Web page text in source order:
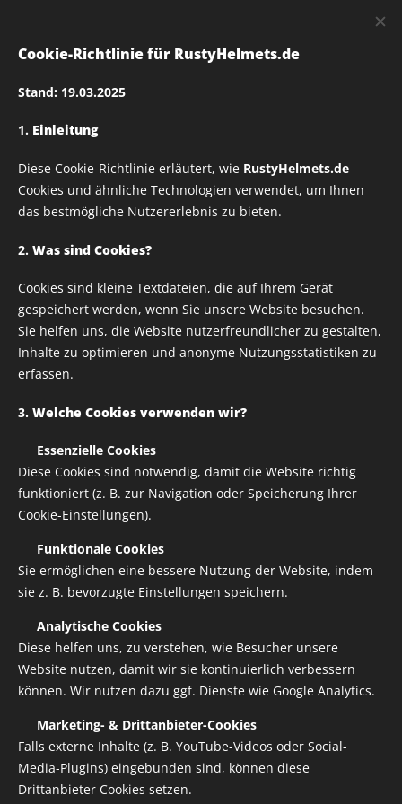
Rusty Helmets Große
Ärmel Schriftzug_06
Preis pro Paar, siehe
Beispiel Bilder
Stück Schriftzüge in ca. 45 cm Länge
10,00€
zzgl. Versandkosten 20,00 € / 2 stk.
Verfügbar in 7 Tagen
Alle Rechte vorbehalten | RUSTY HELMETS
Cookie-Richtlinie für RustyHelmets.de
Stand: 19.03.2025
1. Einleitung
Diese Cookie-Richtlinie erläutert, wie RustyHelmets.de
Cookies und ähnliche Technologien verwendet, um Ihnen
das bestmögliche Nutzererlebnis zu bieten.
2. Was sind Cookies?
Cookies sind kleine Textdateien, die auf Ihrem Gerät
gespeichert werden, wenn Sie unsere Website besuchen.
Sie helfen uns, die Website nutzerfreundlicher zu gestalten,
Inhalte zu optimieren und anonyme Nutzungsstatistiken zu
erfassen.
3. Welche Cookies verwenden wir?
Essenzielle Cookies
Diese Cookies sind notwendig, damit die Website richtig
funktioniert (z. B. zur Navigation oder Speicherung Ihrer
Cookie-Einstellungen).
Funktionale Cookies
Sie ermöglichen eine bessere Nutzung der Website, indem
sie z. B. bevorzugte Einstellungen speichern.
Analytische Cookies
Diese helfen uns, zu verstehen, wie Besucher unsere
Website nutzen, damit wir sie kontinuierlich verbessern
können. Wir nutzen dazu ggf. Dienste wie Google Analytics.
Marketing- & Drittanbieter-Cookies
Falls externe Inhalte (z. B. YouTube-Videos oder Social-
Media-Plugins) eingebunden sind, können diese
Drittanbieter Cookies setzen.